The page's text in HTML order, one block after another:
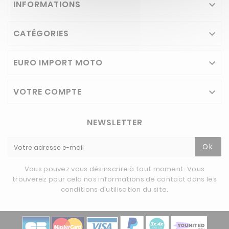
INFORMATIONS 
CATÉGORIES 
EURO IMPORT MOTO 
VOTRE COMPTE 
NEWSLETTER
Ok
Vous pouvez vous désinscrire à tout moment. Vous
trouverez pour cela nos informations de contact dans les
conditions d'utilisation du site.